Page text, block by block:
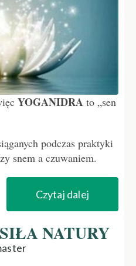
YOGANIDRA to „sen
podczas praktyki
snem a czuwaniem.
Czytaj dalej
NATURY